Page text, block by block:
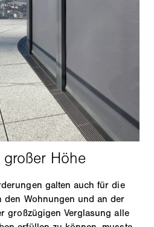
galten auch für die
den Wohnungen und an der
großzügigen Verglasung alle